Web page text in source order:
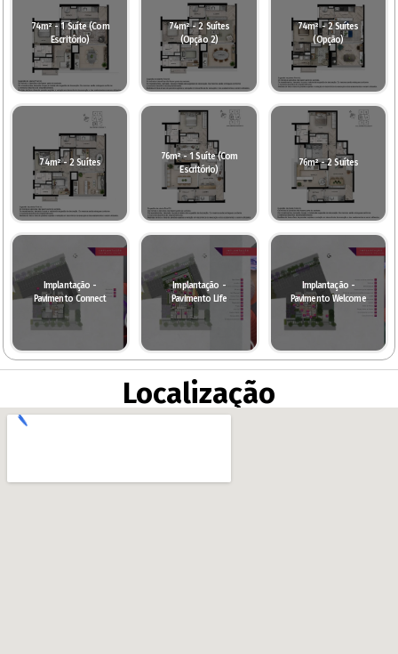
74m² - 1 Suíte (Com
Escritório)
74m² - 2 Suítes
(Opção 2)
74m² - 2 Suítes
(Opção)
74m² - 2 Suítes
76m² - 1 Suíte (Com
Escritório)
76m² - 2 Suítes
Implantação -
Pavimento Connect
Implantação -
Pavimento Life
Implantação -
Pavimento Welcome
Localização